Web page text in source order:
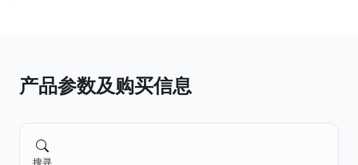
产品参数及购买信息
搜寻